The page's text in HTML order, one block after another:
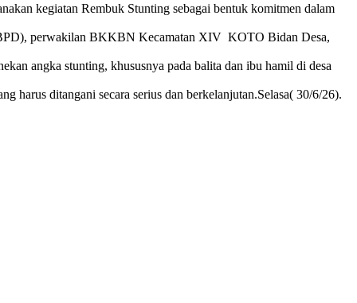
kegiatan Rembuk Stunting sebagai bentuk komitmen dalam
perwakilan BKKBN Kecamatan XIV KOTO Bidan Desa,
angka stunting, khususnya pada balita dan ibu hamil di desa
harus ditangani secara serius dan berkelanjutan.Selasa( 30/6/26).